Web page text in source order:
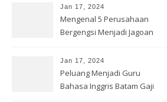
Jan 17, 2024
Mengenal 5 Perusahaan
Bergengsi Menjadi Jagoan
Jan 17, 2024
Peluang Menjadi Guru
Bahasa Inggris Batam Gaji